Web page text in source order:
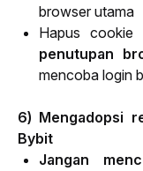
browser utama
Hapus cookie
penutupan
mencoba login
6) Mengadopsi
Bybit
Jangan